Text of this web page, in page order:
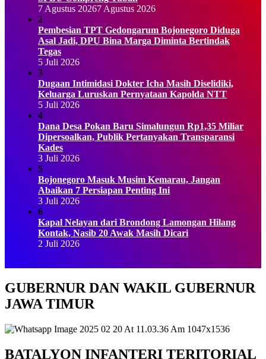
7 Agustus 20267 Agustus 2026
2
Pembesian TPT Gedongarum Bojonegoro Diduga
Asal Jadi, DPU Bina Marga Diminta Bertindak
Tegas
5 Juli 2026
3
Dugaan Intimidasi Dokter Icha Masih Diselidiki,
Keluarga Luruskan Pernyataan Kapolda NTT
5 Juli 2026
4
Dana Desa Pokan Baru Simalungun Rp1,35 Miliar
Dipersoalkan, Publik Pertanyakan Transparansi
Kades
3 Juli 2026
5
Bojonegoro Masuk Musim Kemarau, Jangan
Abaikan 7 Persiapan Penting Ini
3 Juli 2026
6
Kapal Nelayan dari Brondong Lamongan Hilang
Kontak, Nasib 20 Awak Masih Dicari
2 Juli 2026
GUBERNUR DAN WAKIL GUBERNUR
JAWA TIMUR
BATALYON INFANTERI TERITORIAL